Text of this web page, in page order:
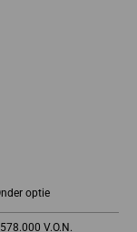
Onder optie
€578.000